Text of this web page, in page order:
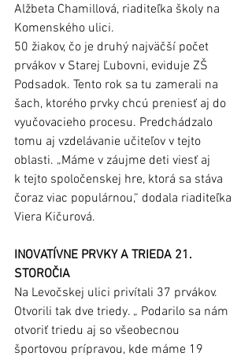
Alžbeta Chamillová, riaditeľka školy na
Komenského ulici.
50 žiakov, čo je druhý najväčší počet
prvákov v Starej Ľubovni, eviduje ZŠ
Podsadok. Tento rok sa tu zamerali na
šach, ktorého prvky chcú preniesť aj do
vyučovacieho procesu. Predchádzalo
tomu aj vzdelávanie učiteľov v tejto
oblasti. „Máme v záujme deti viesť aj
k tejto spoločenskej hre, ktorá sa stáva
čoraz viac populárnou,“ dodala riaditeľka
Viera Kičurová.
INOVATÍVNE PRVKY A TRIEDA 21.
STOROČIA
Na Levočskej ulici privítali 37 prvákov.
Otvorili tak dve triedy. „ Podarilo sa nám
otvoriť triedu aj so všeobecnou
športovou prípravou, kde máme 19